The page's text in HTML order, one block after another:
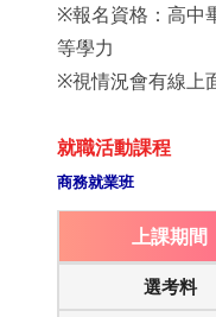
※報名資格：高中
等學力
※視情況會有線上
就職活動課程
商務就業班
上課期間
選考料